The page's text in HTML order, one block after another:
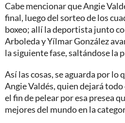
Cabe mencionar que Angie
final, luego del sorteo de los
boxeo; allí la deportista junto
Arboleda y Yílmar González
la siguiente fase, saltándose la
Así las cosas, se aguarda por lo
Angie Valdés, quien dejará
el fin de pelear por esa presea
mejores del mundo en la